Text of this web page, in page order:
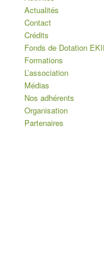
Actualités
Contact
Crédits
Fonds de Dotation
Formations
L’association
Médias
Nos adhérents
Organisation
Partenaires